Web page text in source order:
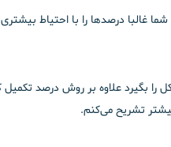
درصدها را با احتیاط
تشریح می‌کنم.